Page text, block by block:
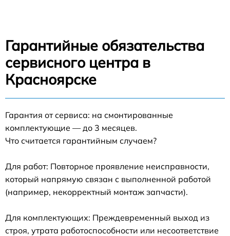
Гарантийные обязательства
сервисного центра в
Красноярске
Гарантия от сервиса: на смонтированные
комплектующие — до 3 месяцев.
Что считается гарантийным случаем?
Для работ: Повторное проявление неисправности,
который напрямую связан с выполненной работой
(например, некорректный монтаж запчасти).
Для комплектующих: Преждевременный выход из
строя, утрата работоспособности или несоответствие